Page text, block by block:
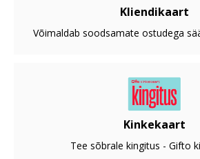
Kliendikaart
Võimaldab soodsamate ostudega
Kinkekaart
Tee sõbrale kingitus - Gifto